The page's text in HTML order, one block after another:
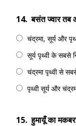
14. बसंत ज्वार तब
चंद्रमा, सूर्य और
सूर्य पृथ्वी के सबसे
चंद्रमा पृथ्वी से
पृथ्वी सूर्य और
15. हुमायूँ का